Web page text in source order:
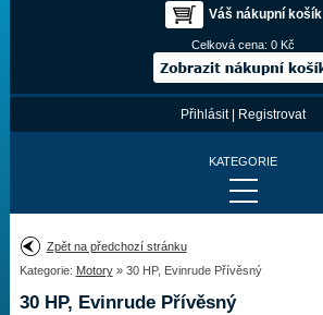
Váš nákupní košík
Celková cena:0 Kč
Přihlásit| Registrovat
KATEGORIE
Provedení:
Výrobce:
Zpět na předchozí stránku
Kategorie: Motory» 30 HP, Evinrude Přívěsný
30 HP, Evinrude Přívěsný